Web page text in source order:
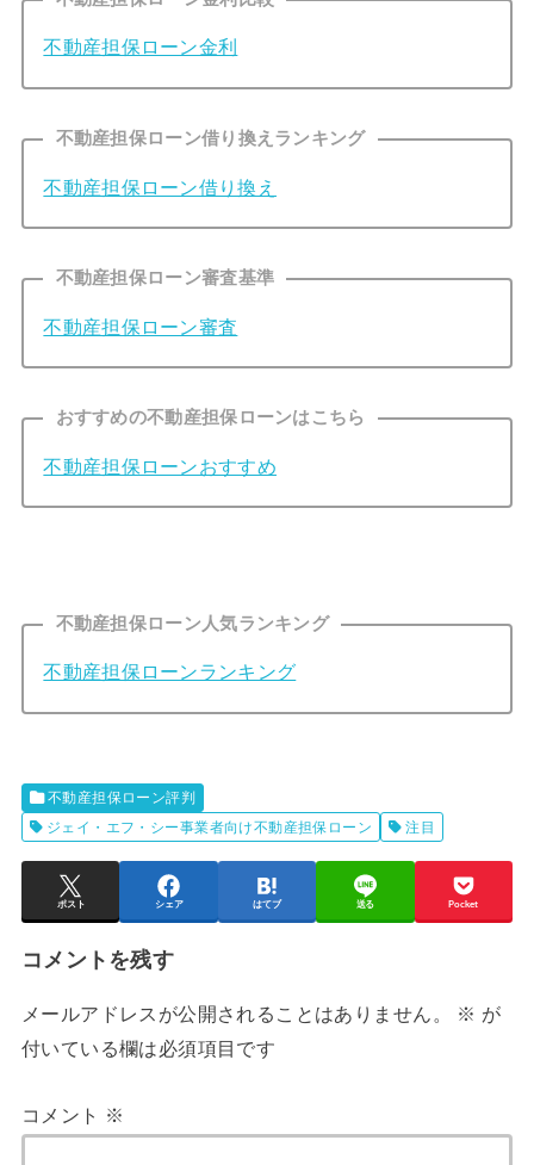
不動産担保ローン金利
不動産担保ローン借り換えランキング
不動産担保ローン借り換え
不動産担保ローン審査基準
不動産担保ローン審査
おすすめの不動産担保ローンはこちら
不動産担保ローンおすすめ
不動産担保ローン人気ランキング
不動産担保ローンランキング
不動産担保ローン評判
ジェイ・エフ・シー事業者向け不動産担保ローン 注目
ポスト シェア はてブ 送る Pocket
コメントを残す
メールアドレスが公開されることはありません。 ※ が
付いている欄は必須項目です
コメント ※